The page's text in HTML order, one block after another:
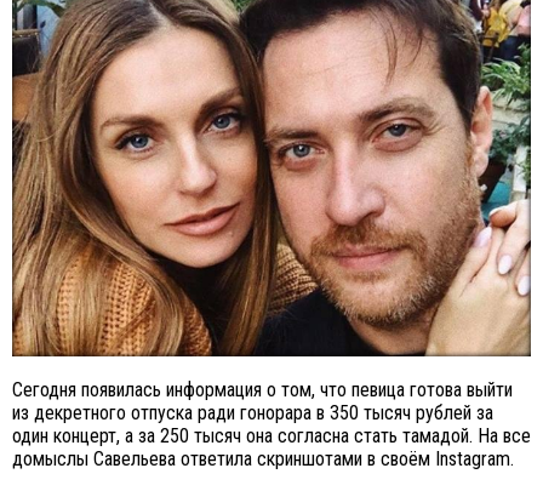
Сегодня появилась информация о том, что певица готова выйти
из декретного отпуска ради гонорара в 350 тысяч рублей за
один концерт, а за 250 тысяч она согласна стать тамадой. На все
домыслы Савельева ответила скриншотами в своём Instagram.